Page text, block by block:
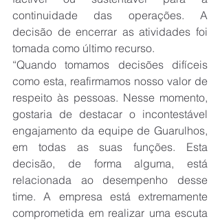
continuidade das operações. A
decisão de encerrar as atividades foi
tomada como último recurso.
“Quando tomamos decisões difíceis
como esta, reafirmamos nosso valor de
respeito às pessoas. Nesse momento,
gostaria de destacar o incontestável
engajamento da equipe de Guarulhos,
em todas as suas funções. Esta
decisão, de forma alguma, está
relacionada ao desempenho desse
time. A empresa está extremamente
comprometida em realizar uma escuta